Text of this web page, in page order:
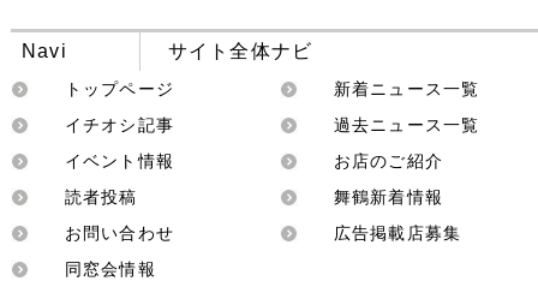
Navi サイト全体ナビ
トップページ
新着ニュース一覧
イチオシ記事
過去ニュース一覧
イベント情報
お店のご紹介
読者投稿
舞鶴新着情報
お問い合わせ
広告掲載店募集
同窓会情報